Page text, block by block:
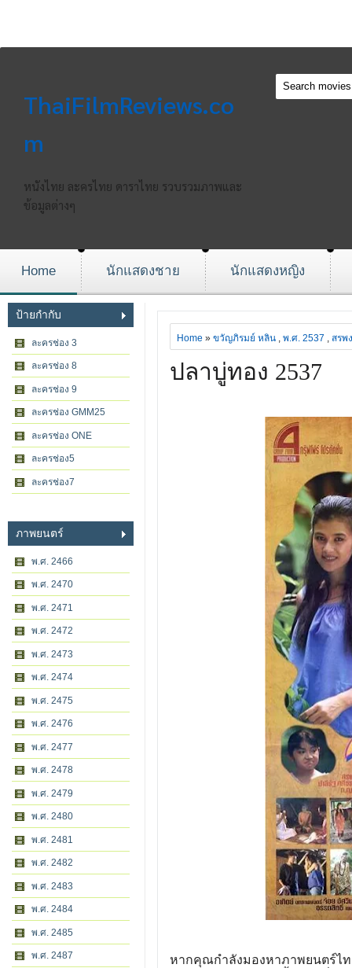
ThaiFilmReviews.co
m
หนังไทย ละครไทย ดาราไทย รวบรวมภาพและ
ข้อมูลต่างๆ
Home นักแสดงชาย นักแสดงหญิง
ป้ายกำกับ
ละครช่อง 3
ละครช่อง 8
ละครช่อง 9
ละครช่อง GMM25
ละครช่อง ONE
ละครช่อง5
ละครช่อง7
ภาพยนตร์
พ.ศ. 2466
พ.ศ. 2470
พ.ศ. 2471
พ.ศ. 2472
พ.ศ. 2473
พ.ศ. 2474
พ.ศ. 2475
พ.ศ. 2476
พ.ศ. 2477
พ.ศ. 2478
พ.ศ. 2479
พ.ศ. 2480
พ.ศ. 2481
พ.ศ. 2482
พ.ศ. 2483
พ.ศ. 2484
พ.ศ. 2485
พ.ศ. 2487
Home » ขวัญภิรมย์ หลิน , พ.ศ. 2537 , สรพ
ปลาบู่ทอง 2537
หากคุณกำลังมองหาภาพยนตร์ไท